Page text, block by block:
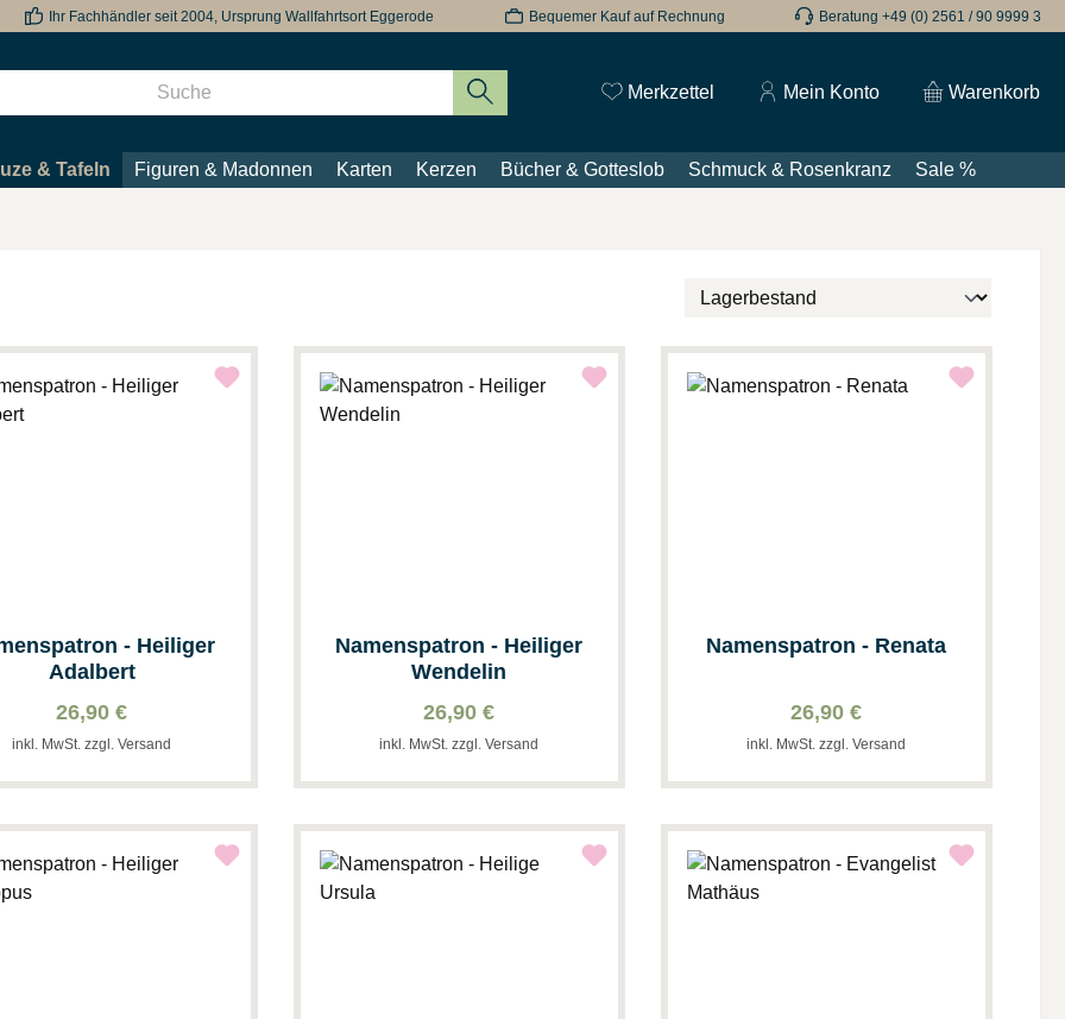
Ihr Fachhändler seit 2004, Ursprung Wallfahrtsort Eggerode Bequemer Kauf auf Rechnung Beratung +49 (0) 2561 / 90 9999 3
Merkzettel Du hast 0 Produkte auf dem Merkzettel
Mein Konto Warenkorb
& Tafeln Figuren & Madonnen Karten Kerzen Bücher & Gotteslob Schmuck & Rosenkranz Sale %
- Heiliger
Adalbert
26,90 €
inkl. MwSt. zzgl. Versand
Namenspatron - Heiliger
Wendelin
26,90 €
inkl. MwSt. zzgl. Versand
Namenspatron - Renata
26,90 €
inkl. MwSt. zzgl. Versand